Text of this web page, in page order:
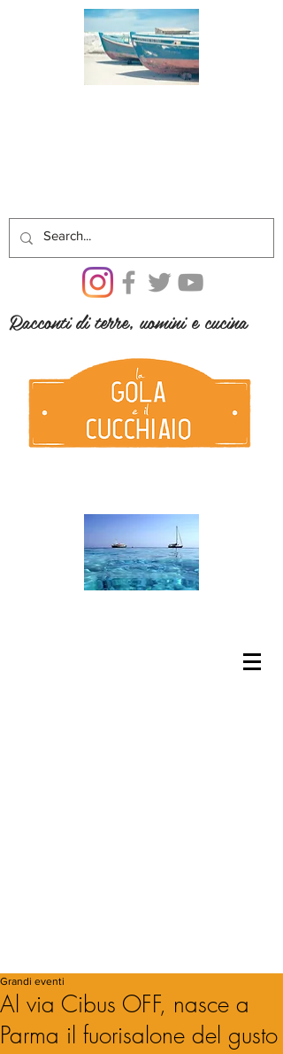
Racconti di terre, uomini e cucina
Al via Cibus OFF, nasce a
Parma il fuorisalone del gusto
Grandi eventi